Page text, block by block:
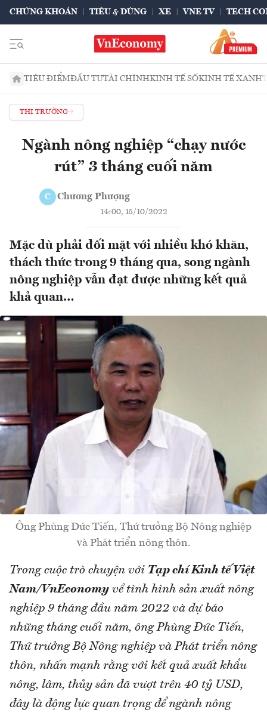
CHỨNG KHOÁN TIÊU & DÙNG XE VNE TV TECH
TIÊU ĐIỂMĐẦU TƯTÀI CHÍNHKINH TẾ SỐKINH TẾ XANH
THỊ TRƯỜNG
Ngành nông nghiệp “chạy nước
rút” 3 tháng cuối năm
C Chương Phượng
14:00, 15/10/2022
Mặc dù phải đối mặt với nhiều khó khăn,
thách thức trong 9 tháng qua, song ngành
nông nghiệp vẫn đạt được những kết quả
khả quan…
Ông Phùng Đức Tiến, Thứ trưởng Bộ Nông nghiệp
và Phát triển nông thôn.
Trong cuộc trò chuyện với Tạp chí Kinh tế Việt
Nam/VnEconomy về tình hình sản xuất nông
nghiệp 9 tháng đầu năm 2022 và dự báo
những tháng cuối năm, ông Phùng Đức Tiến,
Thứ trưởng Bộ Nông nghiệp và Phát triển nông
thôn, nhấn mạnh rằng với kết quả xuất khẩu
nông, lâm, thủy sản đã vượt trên 40 tỷ USD,
đây là động lực quan trọng để ngành nông